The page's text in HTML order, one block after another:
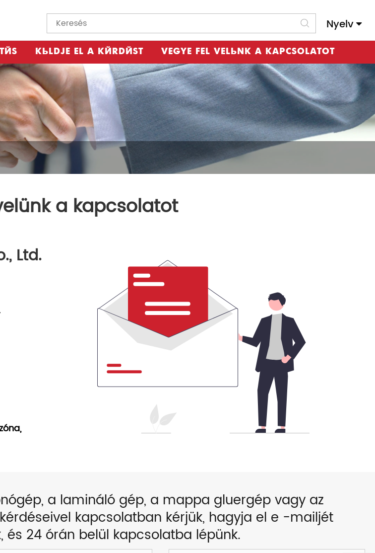
Nyelv
KÜLDJE EL A KÉRDÉST VEGYE FEL VELÜNK A KAPCSOLATOT
a kapcsolatot
Ltd.
a lamináló gép, a mappa gluergép vagy az
kapcsolatban kérjük, hagyja el e -mailjét
és 24 órán belül kapcsolatba lépünk.